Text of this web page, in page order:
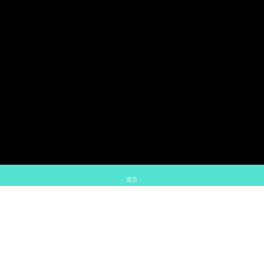
- 廣告 -